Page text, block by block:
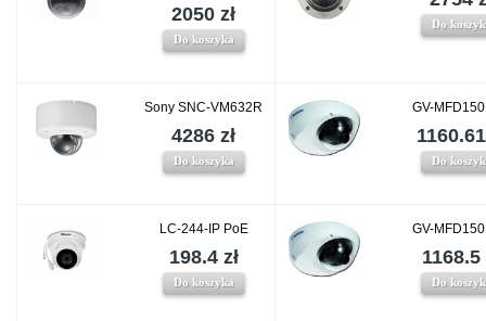
2050 zł
Do koszyka
Do
Sony SNC-VM632R
4286 zł
Do koszyka
GV-
Do
LC-244-IP PoE
198.4 zł
Do koszyka
GV-
1168.5
Do